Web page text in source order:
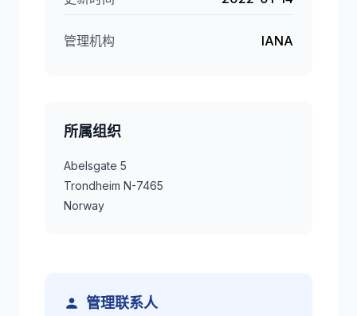
管理机构 IANA
所属组织
Abelsgate 5
Trondheim N-7465
Norway
管理联系人